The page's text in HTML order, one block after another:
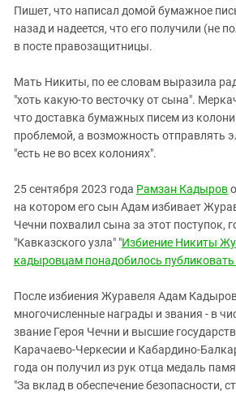
Пишет, что написал домой бумажное
назад и надеется, что его получили (не
в посте правозащитницы.
Мать Никиты, по ее словам выразила
"хоть какую-то весточку от сына".
что доставка бумажных писем из
проблемой, а возможность отправлять
"есть не во всех колониях".
25 сентября 2023 года Рамзан Кадыров
на котором его сын Адам избивает
Чечни похвалил сына за этот поступок,
"Кавказского узла" "Избиение Никиты
кадыровцам понадобилось публиковать
После избиения Журавеля Адам
многочисленные награды и звания - в
звание Героя Чечни и высшие
Карачаево-Черкесии и Кабардино-
года он получил из рук отца медаль
"За вклад в обеспечение безопасности,